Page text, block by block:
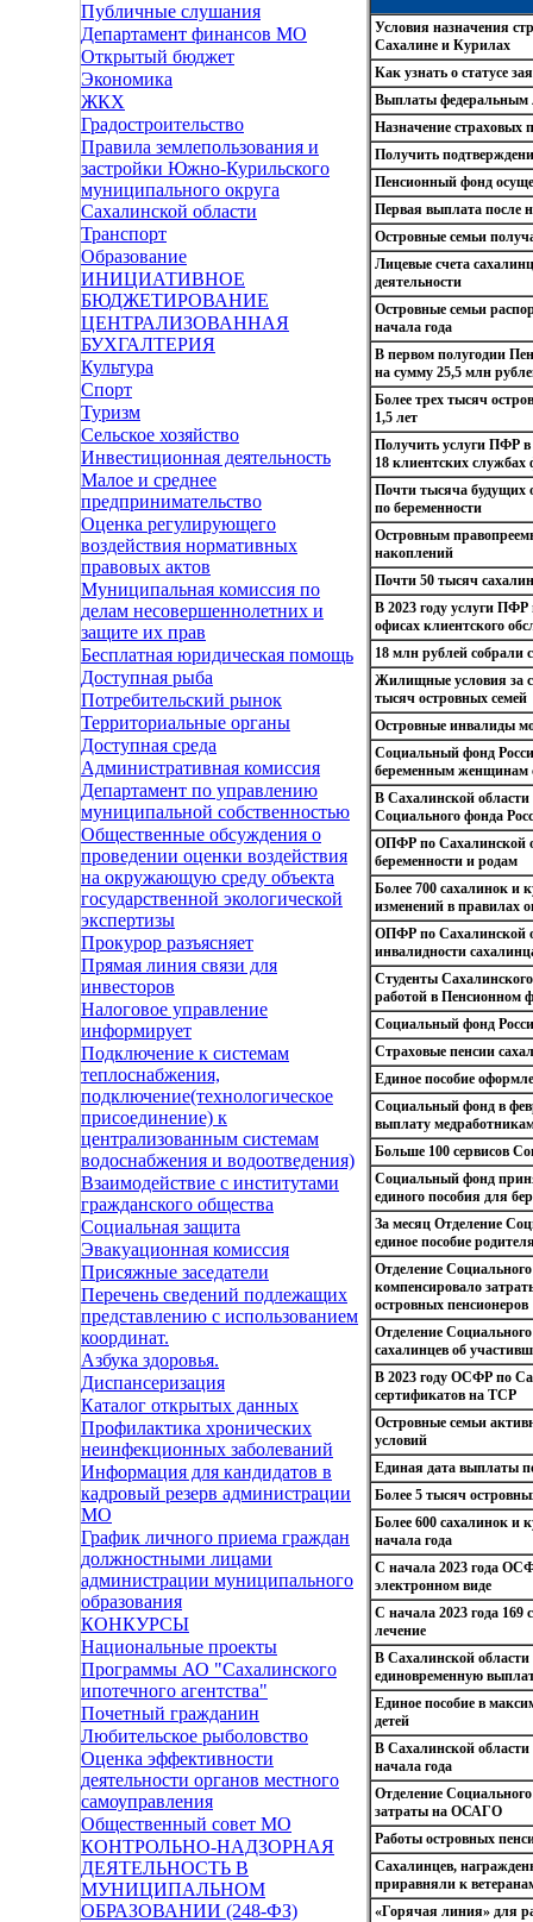
Публичные слушания
Департамент финансов МО
Открытый бюджет
Экономика
ЖКХ
Градостроительство
Правила землепользования и
застройки Южно-Курильского
муниципального округа
Сахалинской области
Транспорт
Образование
ИНИЦИАТИВНОЕ
БЮДЖЕТИРОВАНИЕ
ЦЕНТРАЛИЗОВАННАЯ
БУХГАЛТЕРИЯ
Культура
Спорт
Туризм
Сельское хозяйство
Инвестиционная деятельность
Малое и среднее
предпринимательство
Оценка регулирующего
воздействия нормативных
правовых актов
Муниципальная комиссия по
делам несовершеннолетних и
защите их прав
Бесплатная юридическая помощь
Доступная рыба
Потребительский рынок
Территориальные органы
Доступная среда
Административная комиссия
Департамент по управлению
муниципальной собственностью
Общественные обсуждения о
проведении оценки воздействия
на окружающую среду объекта
государственной экологической
экспертизы
Прокурор разъясняет
Прямая линия связи для
инвесторов
Налоговое управление
информирует
Подключение к системам
теплоснабжения,
подключение(технологическое
присоединение) к
централизованным системам
водоснабжения и водоотведения)
Взаимодействие с институтами
гражданского общества
Социальная защита
Эвакуационная комиссия
Присяжные заседатели
Перечень сведений подлежащих
представлению с использованием
координат.
Азбука здоровья.
Диспансеризация
Каталог открытых данных
Профилактика хронических
неинфекционных заболеваний
Информация для кандидатов в
кадровый резерв администрации
МО
График личного приема граждан
должностными лицами
администрации муниципального
образования
КОНКУРСЫ
Национальные проекты
Программы АО "Сахалинского
ипотечного агентства"
Почетный гражданин
Любительское рыболовство
Оценка эффективности
деятельности органов местного
самоуправления
Общественный совет МО
КОНТРОЛЬНО-НАДЗОРНАЯ
ДЕЯТЕЛЬНОСТЬ В
МУНИЦИПАЛЬНОМ
ОБРАЗОВАНИИ (248-ФЗ)
Условия назначения
Сахалине и Курилах
Как узнать о статусе
Выплаты федеральным
Назначение страховых
Получить
Пенсионный фонд
Первая выплата после
Островные семьи
Лицевые счета
деятельности
Островные семьи
начала года
В первом полугодии
на сумму 25,5 млн
Более трех тысяч
1,5 лет
Получить услуги ПФР в
18 клиентских службах
Почти тысяча будущих
по беременности
Островным
накоплений
Почти 50 тысяч
В 2023 году услуги
офисах клиентского
18 млн рублей
Жилищные условия за
тысяч островных семей
Островные инвалиды
Социальный фонд
беременным женщинам
В Сахалинской
Социального фонда
ОПФР по Сахалинской
беременности и родам
Более 700 сахалинок и
изменений в правилах
ОПФР по Сахалинской
инвалидности
Студенты
работой в Пенсионном
Социальный фонд
Страховые пенсии
Единое пособие
Социальный фонд в
выплату
Больше 100 сервисов
Социальный фонд
единого пособия для
За месяц Отделение
единое пособие
Отделение
компенсировало
островных пенсионеров
Отделение
сахалинцев об
В 2023 году ОСФР по
сертификатов на ТСР
Островные семьи
условий
Единая дата выплаты
Более 5 тысяч
Более 600 сахалинок и
начала года
С начала 2023 года
электронном виде
С начала 2023 года 169
лечение
В Сахалинской
единовременную
Единое пособие в
детей
В Сахалинской
начала года
Отделение
затраты на ОСАГО
Работы островных
Сахалинцев,
приравняли к
«Горячая линия» для